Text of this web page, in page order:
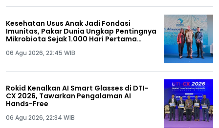
Kesehatan Usus Anak Jadi Fondasi
Imunitas, Pakar Dunia Ungkap Pentingnya
Mikrobiota Sejak 1.000 Hari Pertama
06 Agu 2026, 22:45 WIB
Rokid Kenalkan AI Smart Glasses di DTI-
CX 2026, Tawarkan Pengalaman AI
Hands-Free
06 Agu 2026, 22:34 WIB